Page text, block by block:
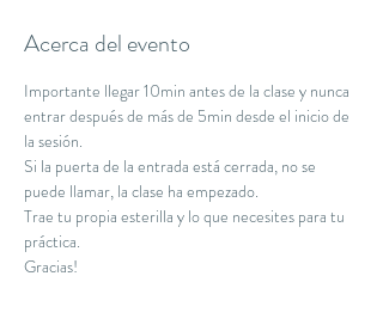
Acerca del evento
Importante llegar 10min antes de la clase y nunca
entrar después de más de 5min desde el inicio de
la sesión.
Si la puerta de la entrada está cerrada, no se
puede llamar, la clase ha empezado.
Trae tu propia esterilla y lo que necesites para tu
práctica.
Gracias!